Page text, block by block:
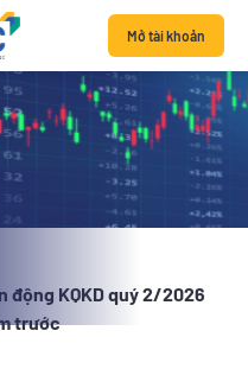
Mở tài khoản
động KQKD quý 2/2026
trước